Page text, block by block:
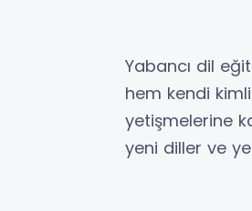
Yabancı dil
hem kendi
yetişmelerine
yeni diller ve